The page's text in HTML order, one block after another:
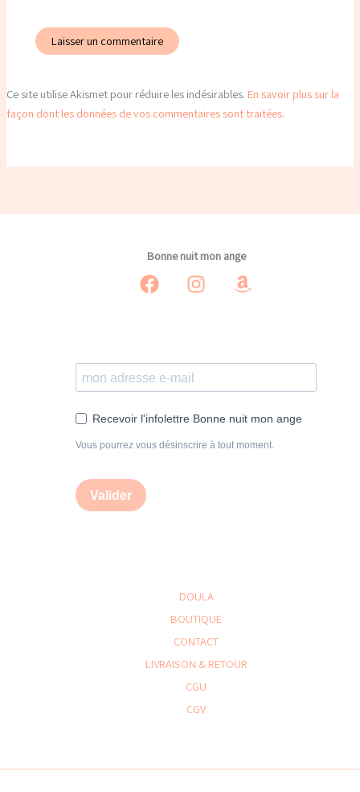
Ce site utilise Akismet pour réduire les indésirables. En savoir plus sur la
façon dont les données de vos commentaires sont traitées.
Bonne nuit mon ange
Recevoir l'infolettre Bonne nuit mon ange
Vous pourrez vous désinscrire à tout moment.
Valider
DOULA
BOUTIQUE
CONTACT
LIVRAISON & RETOUR
CGU
CGV